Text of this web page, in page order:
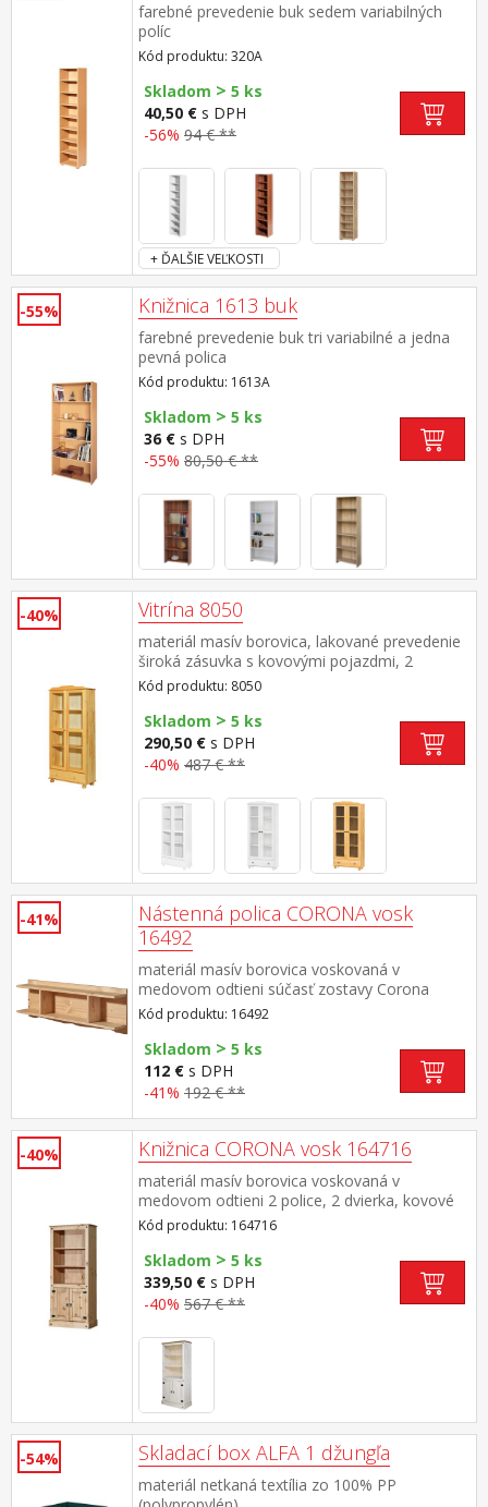
farebné prevedenie buk sedem variabilných
políc
Kód produktu: 320A
Skladom > 5 ks
40,50 € s DPH
-56% 94 € **
+ ĎALŠIE VEĽKOSTI
-55% Knižnica 1613 buk
farebné prevedenie buk tri variabilné a jedna
pevná polica
Kód produktu: 1613A
Skladom > 5 ks
36 € s DPH
-55% 80,50 € **
-40% Vitrína 8050
materiál masív borovica, lakované prevedenie
široká zásuvka s kovovými pojazdmi, 2
presklené dvere 2 variabilné a 1 pevná polica
Kód produktu: 8050
Skladom > 5 ks
290,50 € s DPH
-40% 487 € **
-41%
Nástenná polica CORONA vosk
16492
materiál masív borovica voskovaná v
medovom odtieni súčasť zostavy Corona
Kód produktu: 16492
Skladom > 5 ks
112 € s DPH
-41% 192 € **
-40% Knižnica CORONA vosk 164716
materiál masív borovica voskovaná v
medovom odtieni 2 police, 2 dvierka, kovové
ozdobné úchytky súčasť zostavy Corona
Kód produktu: 164716
Skladom > 5 ks
339,50 € s DPH
-40% 567 € **
-54% Skladací box ALFA 1 džungľa
materiál netkaná textília zo 100% PP